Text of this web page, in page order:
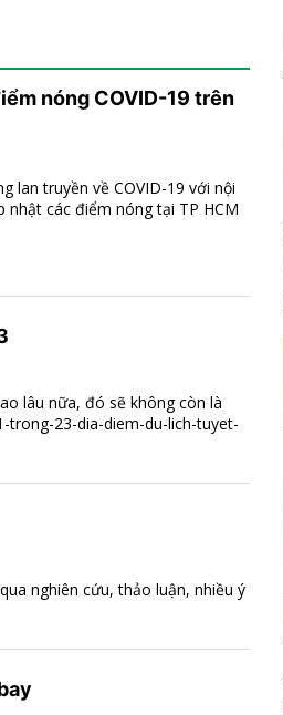
nóng COVID-19 trên
lan truyền về COVID-19 với nội
nhật các điểm nóng tại TP HCM
lâu nữa, đó sẽ không còn là
trong-23-dia-diem-du-lich-tuyet-
nghiên cứu, thảo luận, nhiều ý